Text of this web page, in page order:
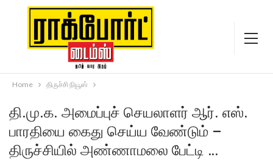
Home திருச்சி நியூஸ்
தி.மு.க. அமைப்புச் செயலாளர் ஆர். எஸ்.
பாரதியை கைது செய்ய வேண்டும் –
திருச்சியில் அண்ணாமலை பேட்டி …